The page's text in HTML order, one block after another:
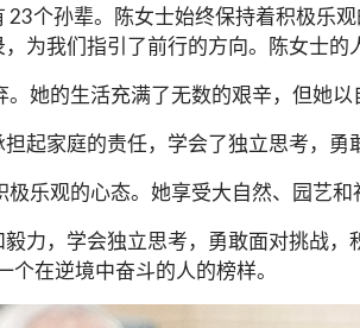
个孙辈。陈女士始终保持着积极乐
为我们指引了前行的方向。陈女士的
她的生活充满了无数的艰辛，但她以
起家庭的责任，学会了独立思考，勇
乐观的心态。她享受大自然、园艺
力，学会独立思考，勇敢面对挑战
在逆境中奋斗的人的榜样。